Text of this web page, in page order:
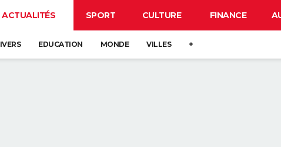
ACTUALITÉS SPORT CULTURE FINANCE
EDUCATION MONDE VILLES +